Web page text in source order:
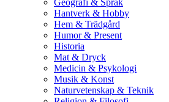
Geografi & Språk
Hantverk & Hobby
Hem & Trädgård
Humor & Present
Historia
Mat & Dryck
Medicin & Psykologi
Musik & Konst
Naturvetenskap & Teknik